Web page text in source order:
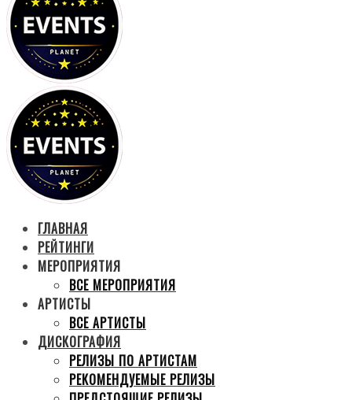
ГЛАВНАЯ
РЕЙТИНГИ
МЕРОПРИЯТИЯ
ВСЕ МЕРОПРИЯТИЯ
АРТИСТЫ
ВСЕ АРТИСТЫ
ДИСКОГРАФИЯ
РЕЛИЗЫ ПО АРТИСТАМ
РЕКОМЕНДУЕМЫЕ РЕЛИЗЫ